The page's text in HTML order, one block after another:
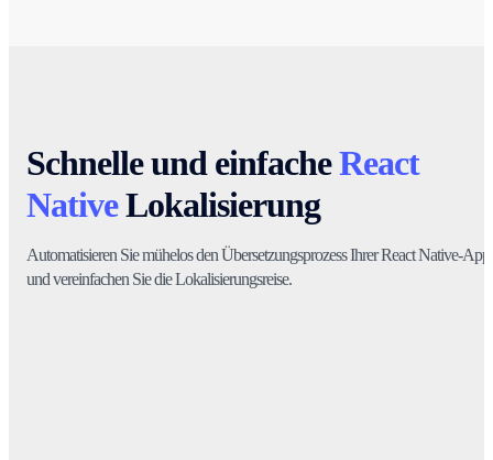
Schnelle und einfacheReact
NativeLokalisierung
Automatisieren Sie mühelos den Übersetzungsprozess Ihrer React Native-App
und vereinfachen Sie die Lokalisierungsreise.